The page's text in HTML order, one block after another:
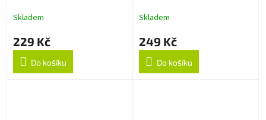
Skladem
229 Kč
Do košíku
Skladem
249 Kč
Do košíku